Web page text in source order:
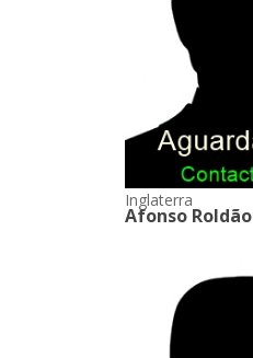
Inglaterra
Afonso Roldão